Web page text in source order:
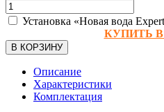
Установка «Новая вода
КУПИТЬ
В КОРЗИНУ
Описание
Характеристики
Комплектация